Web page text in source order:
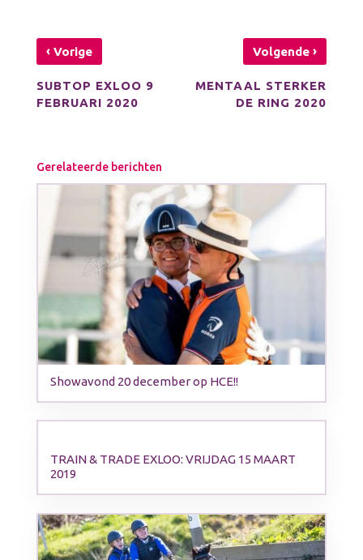
‹Vorige
SUBTOP EXLOO 9
FEBRUARI 2020
Volgende›
MENTAAL STERKER
DE RING 2020
Gerelateerde berichten
Showavond 20 december op HCE!!
TRAIN & TRADE EXLOO: VRIJDAG 15 MAART
2019